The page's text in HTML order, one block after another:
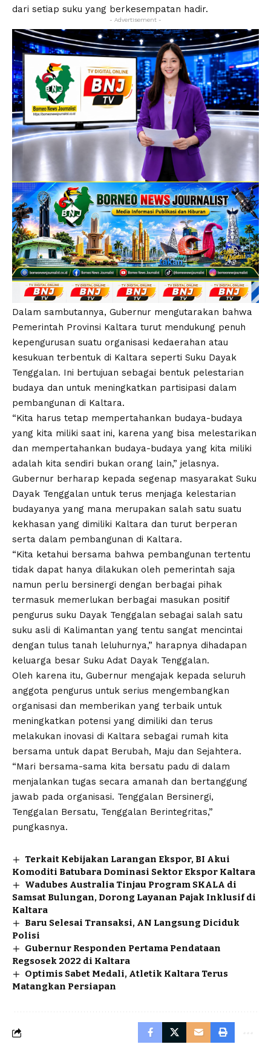
dari setiap suku yang berkesempatan hadir.
- Advertisement -
Dalam sambutannya, Gubernur mengutarakan bahwa
Pemerintah Provinsi Kaltara turut mendukung penuh
kepengurusan suatu organisasi kedaerahan atau
kesukuan terbentuk di Kaltara seperti Suku Dayak
Tenggalan. Ini bertujuan sebagai bentuk pelestarian
budaya dan untuk meningkatkan partisipasi dalam
pembangunan di Kaltara.
“Kita harus tetap mempertahankan budaya-budaya
yang kita miliki saat ini, karena yang bisa melestarikan
dan mempertahankan budaya-budaya yang kita miliki
adalah kita sendiri bukan orang lain,” jelasnya.
Gubernur berharap kepada segenap masyarakat Suku
Dayak Tenggalan untuk terus menjaga kelestarian
budayanya yang mana merupakan salah satu suatu
kekhasan yang dimiliki Kaltara dan turut berperan
serta dalam pembangunan di Kaltara.
“Kita ketahui bersama bahwa pembangunan tertentu
tidak dapat hanya dilakukan oleh pemerintah saja
namun perlu bersinergi dengan berbagai pihak
termasuk memerlukan berbagai masukan positif
pengurus suku Dayak Tenggalan sebagai salah satu
suku asli di Kalimantan yang tentu sangat mencintai
dengan tulus tanah leluhurnya,” harapnya dihadapan
keluarga besar Suku Adat Dayak Tenggalan.
Oleh karena itu, Gubernur mengajak kepada seluruh
anggota pengurus untuk serius mengembangkan
organisasi dan memberikan yang terbaik untuk
meningkatkan potensi yang dimiliki dan terus
melakukan inovasi di Kaltara sebagai rumah kita
bersama untuk dapat Berubah, Maju dan Sejahtera.
“Mari bersama-sama kita bersatu padu di dalam
menjalankan tugas secara amanah dan bertanggung
jawab pada organisasi. Tenggalan Bersinergi,
Tenggalan Bersatu, Tenggalan Berintegritas,”
pungkasnya.
Terkait Kebijakan Larangan Ekspor, BI Akui
Komoditi Batubara Dominasi Sektor Ekspor Kaltara
Wadubes Australia Tinjau Program SKALA di
Samsat Bulungan, Dorong Layanan Pajak Inklusif di
Kaltara
Baru Selesai Transaksi, AN Langsung Diciduk
Polisi
Gubernur Responden Pertama Pendataan
Regsosek 2022 di Kaltara
Optimis Sabet Medali, Atletik Kaltara Terus
Matangkan Persiapan